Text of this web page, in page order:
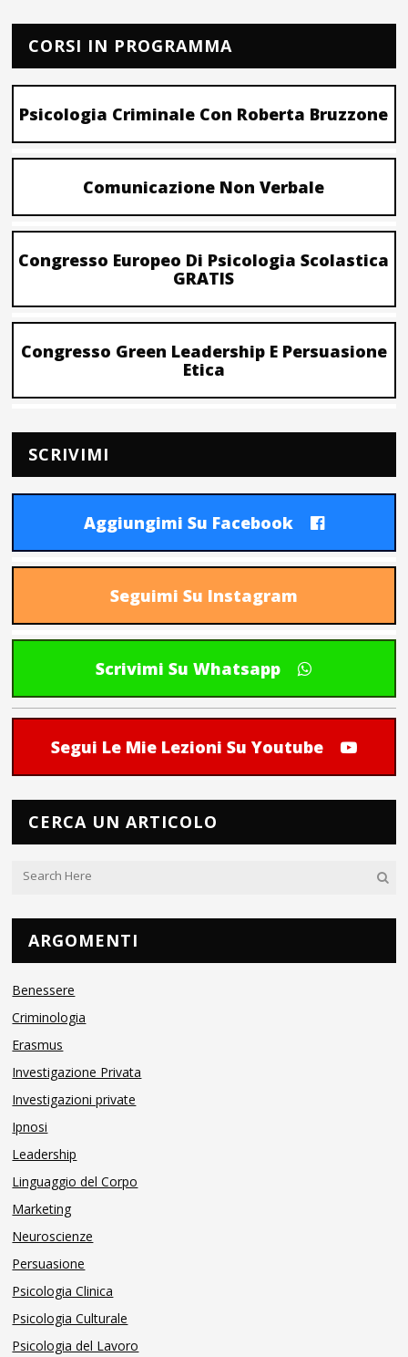
CORSI IN PROGRAMMA
Psicologia Criminale Con Roberta Bruzzone
Comunicazione Non Verbale
Congresso Europeo Di Psicologia Scolastica
GRATIS
Congresso Green Leadership E Persuasione
Etica
SCRIVIMI
Aggiungimi Su Facebook
Seguimi Su Instagram
Scrivimi Su Whatsapp
Segui Le Mie Lezioni Su Youtube
CERCA UN ARTICOLO
ARGOMENTI
Benessere
Criminologia
Erasmus
Investigazione Privata
Investigazioni private
Ipnosi
Leadership
Linguaggio del Corpo
Marketing
Neuroscienze
Persuasione
Psicologia Clinica
Psicologia Culturale
Psicologia del Lavoro